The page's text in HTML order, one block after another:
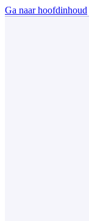
Ga naar hoofdinhoud